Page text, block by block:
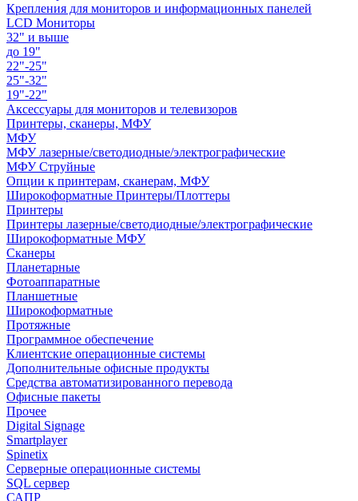
Крепления для мониторов и информационных панелей
LCD Мониторы
32" и выше
до 19"
22"-25"
25"-32"
19"-22"
Аксессуары для мониторов и телевизоров
Принтеры, сканеры, МФУ
МФУ
МФУ лазерные/светодиодные/электрографические
МФУ Струйные
Опции к принтерам, сканерам, МФУ
Широкоформатные Принтеры/Плоттеры
Принтеры
Принтеры лазерные/светодиодные/электрографические
Широкоформатные МФУ
Сканеры
Планетарные
Фотоаппаратные
Планшетные
Широкоформатные
Протяжные
Программное обеспечение
Клиентские операционные системы
Дополнительные офисные продукты
Средства автоматизированного перевода
Офисные пакеты
Прочее
Digital Signage
Smartplayer
Spinetix
Серверные операционные системы
SQL сервер
САПР